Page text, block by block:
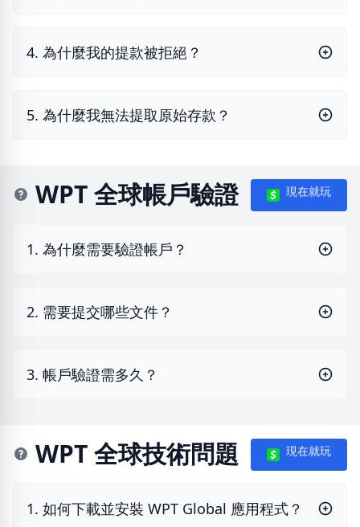
4. 為什麼我的提款被拒絕？
5. 為什麼我無法提取原始存款？
WPT 全球帳戶驗證 現在就玩
1. 為什麼需要驗證帳戶？
2. 需要提交哪些文件？
3. 帳戶驗證需多久？
WPT 全球技術問題 現在就玩
1. 如何下載並安裝 WPT Global 應用程式？